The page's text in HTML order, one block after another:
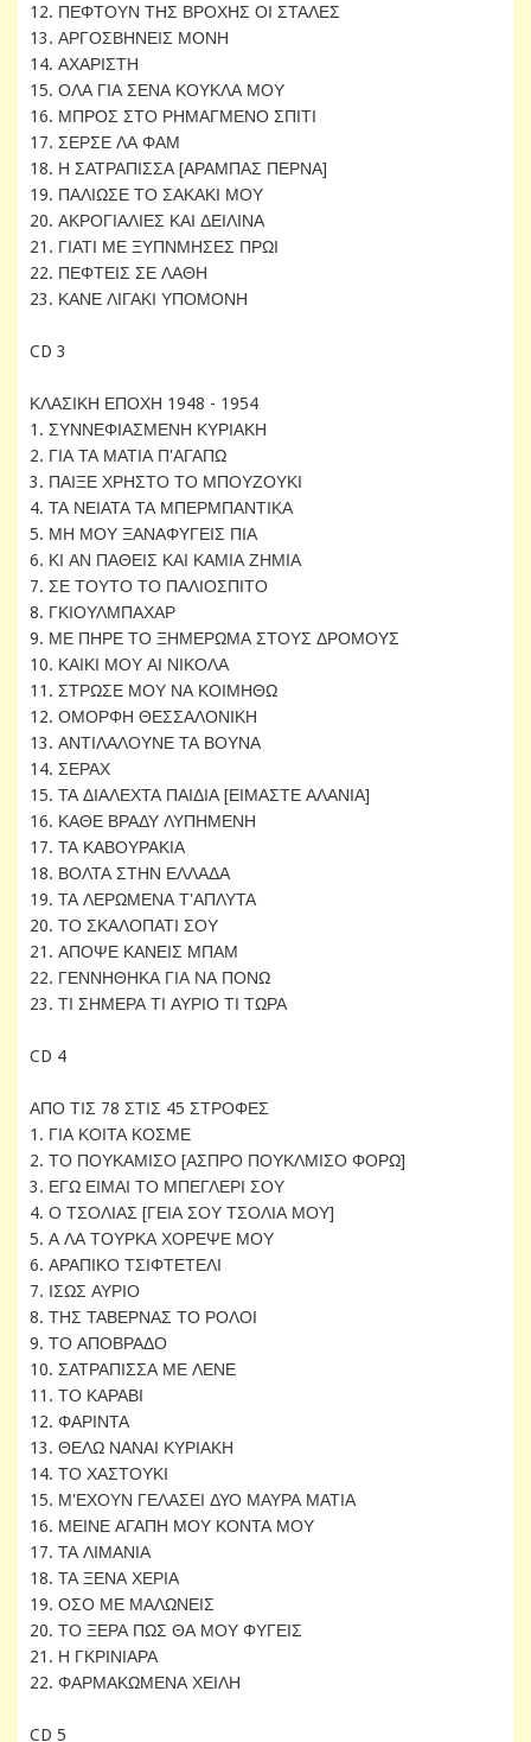
12. ΠΕΦΤΟΥΝ ΤΗΣ ΒΡΟΧΗΣ ΟΙ ΣΤΑΛΕΣ
13. ΑΡΓΟΣΒΗΝΕΙΣ ΜΟΝΗ
14. ΑΧΑΡΙΣΤΗ
15. ΟΛΑ ΓΙΑ ΣΕΝΑ ΚΟΥΚΛΑ ΜΟΥ
16. ΜΠΡΟΣ ΣΤΟ ΡΗΜΑΓΜΕΝΟ ΣΠΙΤΙ
17. ΣΕΡΣΕ ΛΑ ΦΑΜ
18. Η ΣΑΤΡΑΠΙΣΣΑ [ΑΡΑΜΠΑΣ ΠΕΡΝΑ]
19. ΠΑΛΙΩΣΕ ΤΟ ΣΑΚΑΚΙ ΜΟΥ
20. ΑΚΡΟΓΙΑΛΙΕΣ ΚΑΙ ΔΕΙΛΙΝΑ
21. ΓΙΑΤΙ ΜΕ ΞΥΠΝΜΗΣΕΣ ΠΡΩΙ
22. ΠΕΦΤΕΙΣ ΣΕ ΛΑΘΗ
23. ΚΑΝΕ ΛΙΓΑΚΙ ΥΠΟΜΟΝΗ
CD 3
ΚΛΑΣΙΚΗ ΕΠΟΧΗ 1948 - 1954
1. ΣΥΝΝΕΦΙΑΣΜΕΝΗ ΚΥΡΙΑΚΗ
2. ΓΙΑ ΤΑ ΜΑΤΙΑ Π'ΑΓΑΠΩ
3. ΠΑΙΞΕ ΧΡΗΣΤΟ ΤΟ ΜΠΟΥΖΟΥΚΙ
4. ΤΑ ΝΕΙΑΤΑ ΤΑ ΜΠΕΡΜΠΑΝΤΙΚΑ
5. ΜΗ ΜΟΥ ΞΑΝΑΦΥΓΕΙΣ ΠΙΑ
6. ΚΙ ΑΝ ΠΑΘΕΙΣ ΚΑΙ ΚΑΜΙΑ ΖΗΜΙΑ
7. ΣΕ ΤΟΥΤΟ ΤΟ ΠΑΛΙΟΣΠΙΤΟ
8. ΓΚΙΟΥΛΜΠΑΧΑΡ
9. ΜΕ ΠΗΡΕ ΤΟ ΞΗΜΕΡΩΜΑ ΣΤΟΥΣ ΔΡΟΜΟΥΣ
10. ΚΑΙΚΙ ΜΟΥ ΑΙ ΝΙΚΟΛΑ
11. ΣΤΡΩΣΕ ΜΟΥ ΝΑ ΚΟΙΜΗΘΩ
12. ΟΜΟΡΦΗ ΘΕΣΣΑΛΟΝΙΚΗ
13. ΑΝΤΙΛΑΛΟΥΝΕ ΤΑ ΒΟΥΝΑ
14. ΣΕΡΑΧ
15. ΤΑ ΔΙΑΛΕΧΤΑ ΠΑΙΔΙΑ [ΕΙΜΑΣΤΕ ΑΛΑΝΙΑ]
16. ΚΑΘΕ ΒΡΑΔΥ ΛΥΠΗΜΕΝΗ
17. ΤΑ ΚΑΒΟΥΡΑΚΙΑ
18. ΒΟΛΤΑ ΣΤΗΝ ΕΛΛΑΔΑ
19. ΤΑ ΛΕΡΩΜΕΝΑ Τ'ΑΠΛΥΤΑ
20. ΤΟ ΣΚΑΛΟΠΑΤΙ ΣΟΥ
21. ΑΠΟΨΕ ΚΑΝΕΙΣ ΜΠΑΜ
22. ΓΕΝΝΗΘΗΚΑ ΓΙΑ ΝΑ ΠΟΝΩ
23. ΤΙ ΣΗΜΕΡΑ ΤΙ ΑΥΡΙΟ ΤΙ ΤΩΡΑ
CD 4
ΑΠΟ ΤΙΣ 78 ΣΤΙΣ 45 ΣΤΡΟΦΕΣ
1. ΓΙΑ ΚΟΙΤΑ ΚΟΣΜΕ
2. ΤΟ ΠΟΥΚΑΜΙΣΟ [ΑΣΠΡΟ ΠΟΥΚΛΜΙΣΟ ΦΟΡΩ]
3. ΕΓΩ ΕΙΜΑΙ ΤΟ ΜΠΕΓΛΕΡΙ ΣΟΥ
4. Ο ΤΣΟΛΙΑΣ [ΓΕΙΑ ΣΟΥ ΤΣΟΛΙΑ ΜΟΥ]
5. Α ΛΑ ΤΟΥΡΚΑ ΧΟΡΕΨΕ ΜΟΥ
6. ΑΡΑΠΙΚΟ ΤΣΙΦΤΕΤΕΛΙ
7. ΙΣΩΣ ΑΥΡΙΟ
8. ΤΗΣ ΤΑΒΕΡΝΑΣ ΤΟ ΡΟΛΟΙ
9. ΤΟ ΑΠΟΒΡΑΔΟ
10. ΣΑΤΡΑΠΙΣΣΑ ΜΕ ΛΕΝΕ
11. ΤΟ ΚΑΡΑΒΙ
12. ΦΑΡΙΝΤΑ
13. ΘΕΛΩ ΝΑΝΑΙ ΚΥΡΙΑΚΗ
14. ΤΟ ΧΑΣΤΟΥΚΙ
15. Μ'ΕΧΟΥΝ ΓΕΛΑΣΕΙ ΔΥΟ ΜΑΥΡΑ ΜΑΤΙΑ
16. ΜΕΙΝΕ ΑΓΑΠΗ ΜΟΥ ΚΟΝΤΑ ΜΟΥ
17. ΤΑ ΛΙΜΑΝΙΑ
18. ΤΑ ΞΕΝΑ ΧΕΡΙΑ
19. ΟΣΟ ΜΕ ΜΑΛΩΝΕΙΣ
20. ΤΟ ΞΕΡΑ ΠΩΣ ΘΑ ΜΟΥ ΦΥΓΕΙΣ
21. Η ΓΚΡΙΝΙΑΡΑ
22. ΦΑΡΜΑΚΩΜΕΝΑ ΧΕΙΛΗ
CD 5